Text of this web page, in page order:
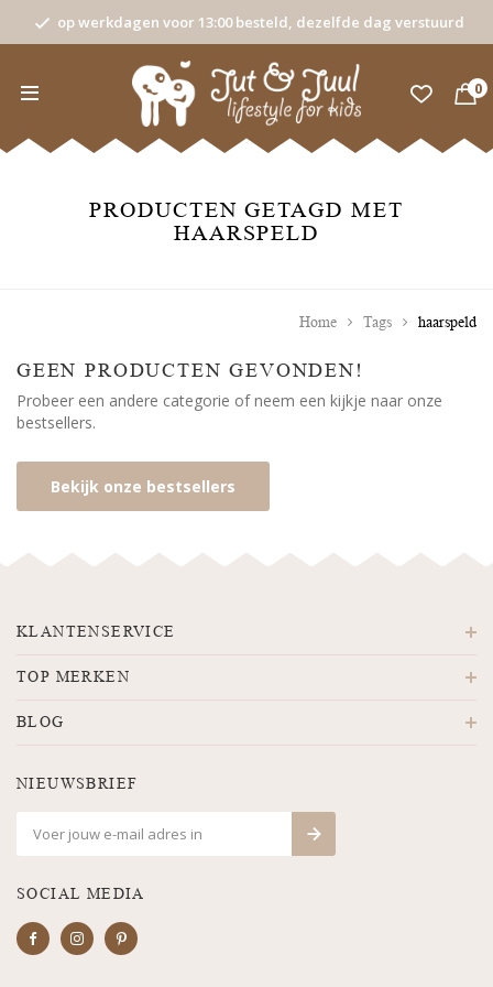
op werkdagen voor 13:00 besteld, dezelfde dag verstuurd
0
PRODUCTEN GETAGD MET
HAARSPELD
Home Tags haarspeld
GEEN PRODUCTEN GEVONDEN!
Probeer een andere categorie of neem een kijkje naar onze
bestsellers.
Bekijk onze bestsellers
KLANTENSERVICE
TOP MERKEN
BLOG
NIEUWSBRIEF
SOCIAL MEDIA